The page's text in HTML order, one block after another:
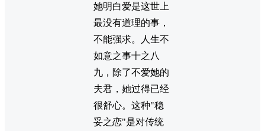
她明白爱是这世上
最没有道理的事，
不能强求。人生不
如意之事十之八
九，除了不爱她的
夫君，她过得已经
很舒心。这种"稳
妥之恋"是对传统